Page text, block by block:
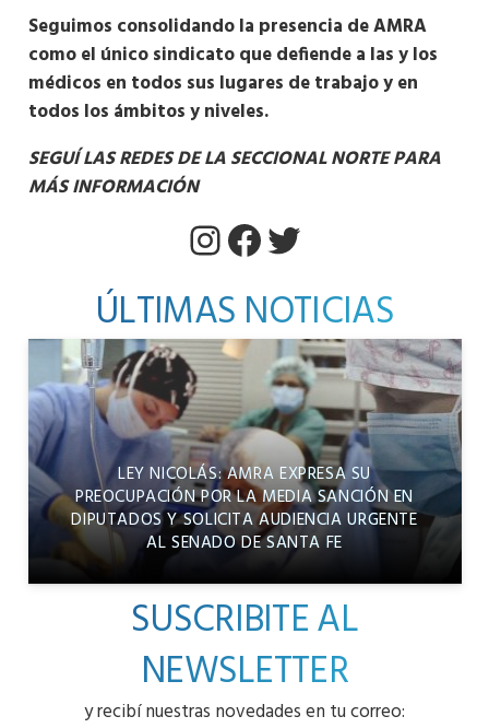
Seguimos consolidando la presencia de AMRA
como el único sindicato que defiende a las y los
médicos en todos sus lugares de trabajo y en
todos los ámbitos y niveles.
SEGUÍ LAS REDES DE LA SECCIONAL NORTE PARA
MÁS INFORMACIÓN
Instagram
Facebook
Twitter
ÚLTIMAS NOTICIAS
LEY NICOLÁS: AMRA EXPRESA SU
PREOCUPACIÓN POR LA MEDIA SANCIÓN EN
DIPUTADOS Y SOLICITA AUDIENCIA URGENTE
AL SENADO DE SANTA FE
SUSCRIBITE AL
NEWSLETTER
y recibí nuestras novedades en tu correo: